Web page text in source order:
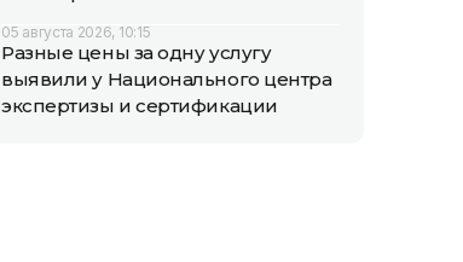
05 августа 2026, 10:15
Разные цены за одну услугу
выявили у Национального центра
экспертизы и сертификации